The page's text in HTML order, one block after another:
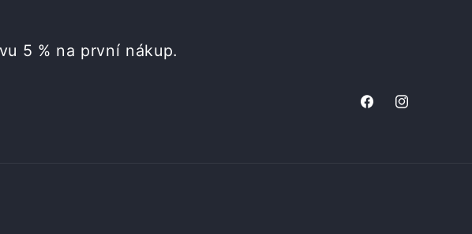
5 % na první nákup.
FacebookInstagram